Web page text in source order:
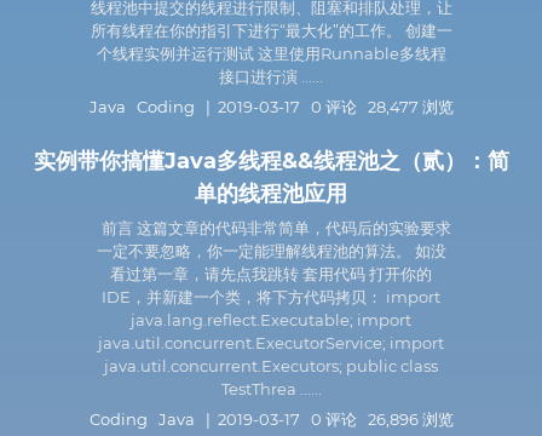
线程池中提交的线程进行限制、阻塞和排队处理，让
所有线程在你的指引下进行“最大化”的工作。 创建一
个线程实例并运行测试 这里使用Runnable多线程
接口进行演 ......
Java
Coding | 2019-03-17 0 评论 28,477 浏览
实例带你搞懂Java多线程&&线程池之（贰）：简
单的线程池应用
前言 这篇文章的代码非常简单，代码后的实验要求
一定不要忽略，你一定能理解线程池的算法。 如没
看过第一章，请先点我跳转 套用代码 打开你的
IDE，并新建一个类，将下方代码拷贝： import
java.lang.reflect.Executable; import
java.util.concurrent.ExecutorService; import
java.util.concurrent.Executors; public class
TestThrea ......
Coding
Java | 2019-03-17 0 评论 26,896 浏览